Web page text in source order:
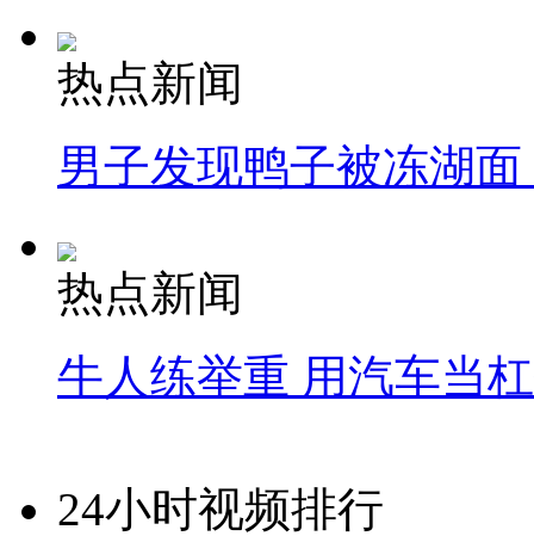
热点新闻
男子发现鸭子被冻湖
热点新闻
牛人练举重 用汽车当
24小时视频排行